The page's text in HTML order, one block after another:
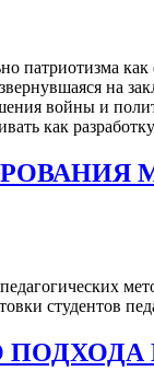
патриотизма
на
войны и
как
студентов